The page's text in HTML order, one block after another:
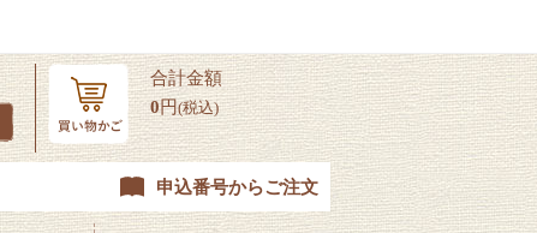
合計金額
0円(税込)
申込番号からご注文